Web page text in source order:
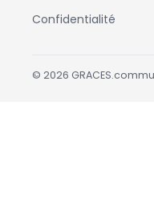
Confidentialité
© 2026